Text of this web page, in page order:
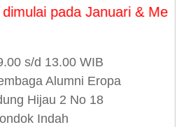
pada Januari & Mei 2026
s/d 13.00 WIB
Alumni Eropa
Hijau 2 No 18
Indah